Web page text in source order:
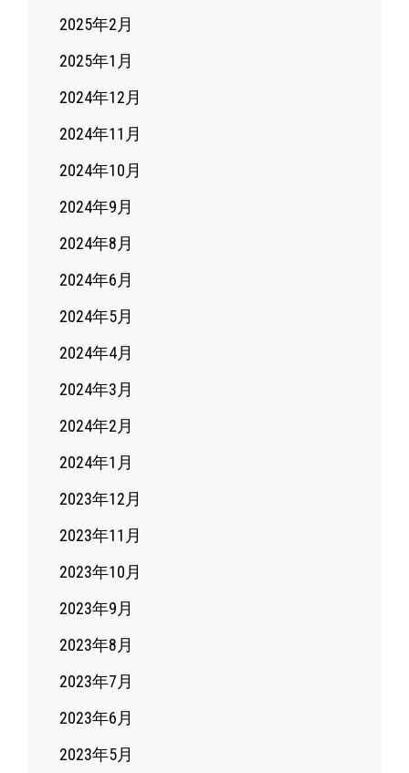
2025年2月
2025年1月
2024年12月
2024年11月
2024年10月
2024年9月
2024年8月
2024年6月
2024年5月
2024年4月
2024年3月
2024年2月
2024年1月
2023年12月
2023年11月
2023年10月
2023年9月
2023年8月
2023年7月
2023年6月
2023年5月